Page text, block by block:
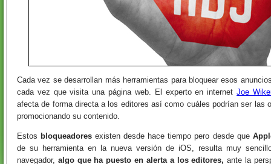
Cada vez se desarrollan más herramientas para bloquear esos
cada vez que visita una página web. El experto en internetJoe
afecta de forma directa a los editores así como cuáles podrían ser las
promocionando su contenido.
Estos bloqueadoresexisten desde hace tiempo pero desde que
de su herramienta en la nueva versión de iOS, resulta muy
navegador, algo que ha puesto en alerta a los editores, ante la